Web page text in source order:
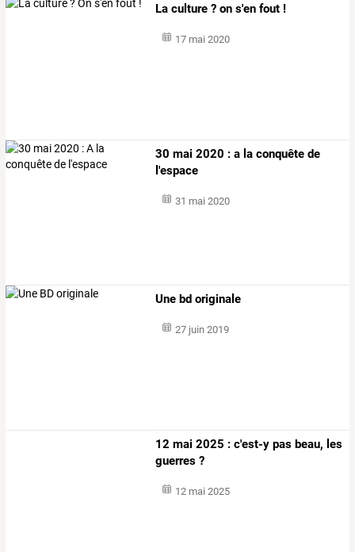
La culture ? on s'en fout !
17 mai 2020
30 mai 2020 : a la conquête de
l'espace
31 mai 2020
Une bd originale
27 juin 2019
12 mai 2025 : c'est-y pas beau, les
guerres ?
12 mai 2025